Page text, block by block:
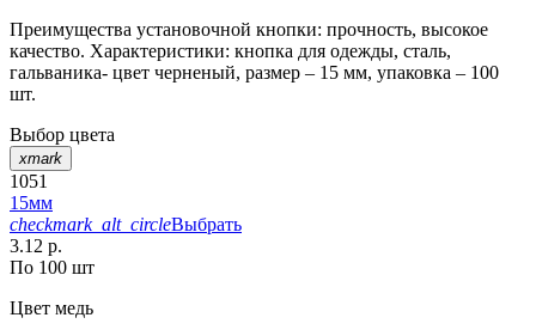
Преимущества установочной кнопки: прочность, высокое
качество. Характеристики: кнопка для одежды, сталь,
гальваника- цвет черненый, размер – 15 мм, упаковка – 100
шт.
Выбор цвета
xmark
1051
15мм
checkmark_alt_circleВыбрать
3.12 р.
По 100 шт
Цвет медь